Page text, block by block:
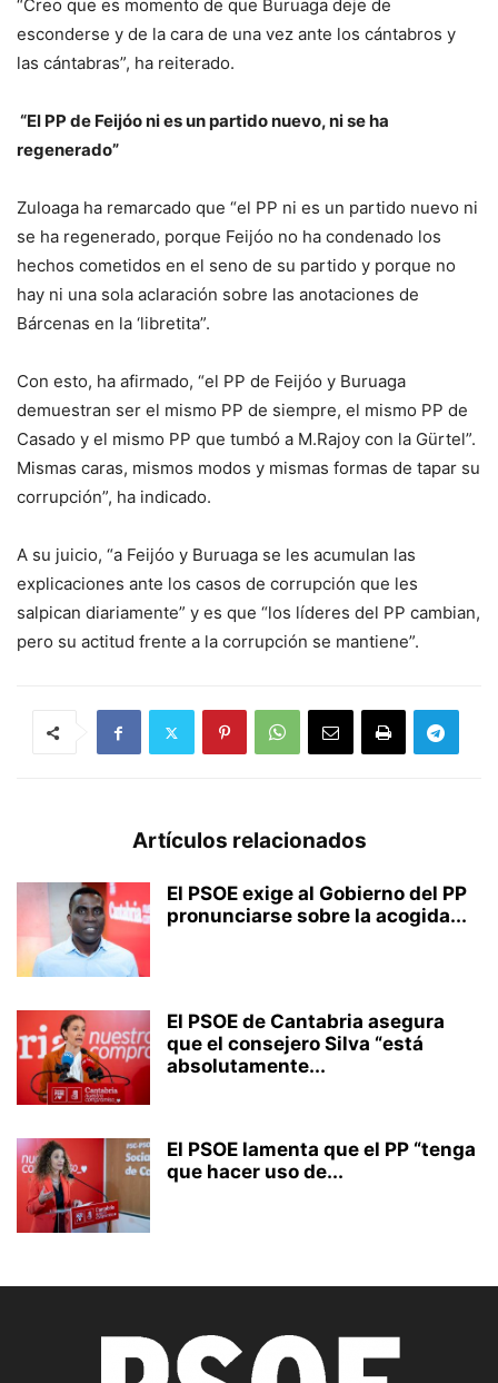
“Creo que es momento de que Buruaga deje de
esconderse y de la cara de una vez ante los cántabros y
las cántabras”, ha reiterado.
“El PP de Feijóo ni es un partido nuevo, ni se ha
regenerado”
Zuloaga ha remarcado que “el PP ni es un partido nuevo ni
se ha regenerado, porque Feijóo no ha condenado los
hechos cometidos en el seno de su partido y porque no
hay ni una sola aclaración sobre las anotaciones de
Bárcenas en la ‘libretita”.
Con esto, ha afirmado, “el PP de Feijóo y Buruaga
demuestran ser el mismo PP de siempre, el mismo PP de
Casado y el mismo PP que tumbó a M.Rajoy con la Gürtel”.
Mismas caras, mismos modos y mismas formas de tapar su
corrupción”, ha indicado.
A su juicio, “a Feijóo y Buruaga se les acumulan las
explicaciones ante los casos de corrupción que les
salpican diariamente” y es que “los líderes del PP cambian,
pero su actitud frente a la corrupción se mantiene”.
Artículos relacionados
El PSOE exige al Gobierno del PP
pronunciarse sobre la acogida...
El PSOE de Cantabria asegura
que el consejero Silva “está
absolutamente...
El PSOE lamenta que el PP “tenga
que hacer uso de...